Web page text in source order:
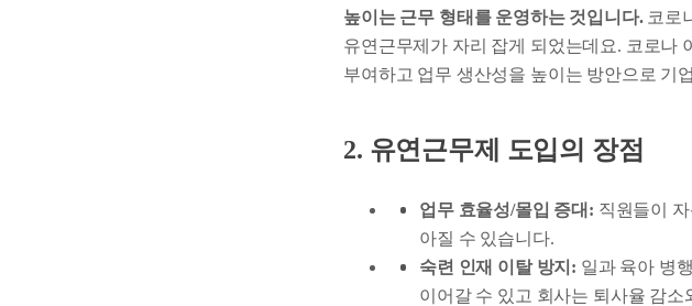
높이는 근무 형태를 운영하는 것입니다.코로
유연근무제가 자리 잡게 되었는데요. 코로나
부여하고 업무 생산성을 높이는 방안으로 기
2. 유연근무제 도입의 장점
업무 효율성/몰입 증대: 직원들이
아질 수 있습니다.
숙련 인재 이탈 방지: 일과 육아 병
이어갈 수 있고 회사는 퇴사율 감